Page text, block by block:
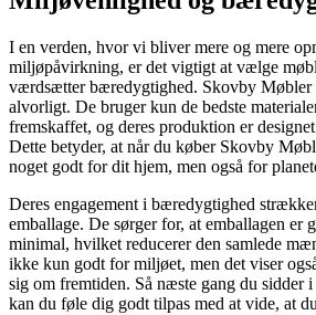
I en verden, hvor vi bliver mere og mere
miljøpåvirkning, er det vigtigt at vælge
værdsætter bæredygtighed. Skovby Møbler
alvorligt. De bruger kun de bedste
fremskaffet, og deres produktion er
Dette betyder, at når du køber Skovby
noget godt for dit hjem, men også for
Deres engagement i bæredygtighed
emballage. De sørger for, at emballagen er
minimal, hvilket reducerer den samlede
ikke kun godt for miljøet, men det viser
sig om fremtiden. Så næste gang du sidder
kan du føle dig godt tilpas med at vide, at